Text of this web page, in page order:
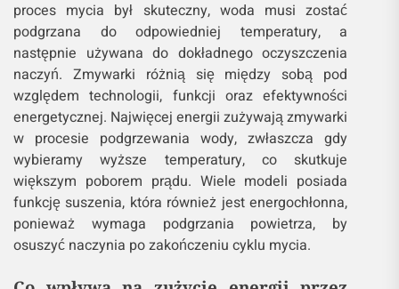
proces mycia był skuteczny, woda musi zostać
podgrzana do odpowiedniej temperatury, a
następnie używana do dokładnego oczyszczenia
naczyń. Zmywarki różnią się między sobą pod
względem technologii, funkcji oraz efektywności
energetycznej. Najwięcej energii zużywają zmywarki
w procesie podgrzewania wody, zwłaszcza gdy
wybieramy wyższe temperatury, co skutkuje
większym poborem prądu. Wiele modeli posiada
funkcję suszenia, która również jest energochłonna,
ponieważ wymaga podgrzania powietrza, by
osuszyć naczynia po zakończeniu cyklu mycia.